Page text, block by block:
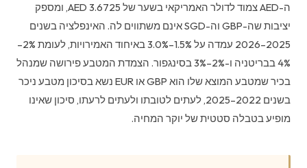
ה-AED צמוד לדולר האמריקאי בשער של 3.6725 AED, ומספק
יציבות שה-GBP וה-SGD אינם משתווים לה. האינפלציה בשנים
2025–2026 עמדה על 1.5%–3.0% באיחוד האמירויות, לעומת 2%–
4% בבריטניה ו-2%–3% בסינגפור. הצמדת המטבע פירושה שמנהל
בכיר שמטבע המוצא שלו הוא GBP או EUR נשא בסיכון מטבע ניכר
בשנים 2022–2025, לעתים לטובתו ולעתים לרעתו, סיכון שאינו
מופיע בטבלה סטטית של יוקר המחיה.